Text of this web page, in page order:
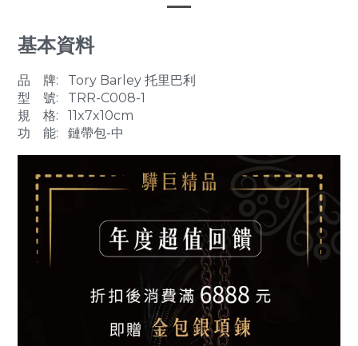
基本資料
品 牌: Tory Barley 托里巴利
型 號: TRR-C008-1
規 格: 11x7x10cm
功 能: 鏈帶包-中